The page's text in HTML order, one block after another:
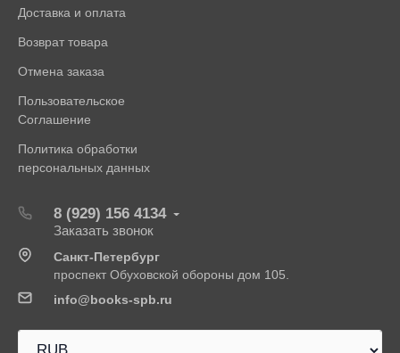
Доставка и оплата
Возврат товара
Отмена заказа
Пользовательское
Соглашение
Политика обработки
персональных данных
8 (929) 156 4134
Заказать звонок
Санкт-Петербург
проспект Обуховской обороны дом 105.
info@books-spb.ru